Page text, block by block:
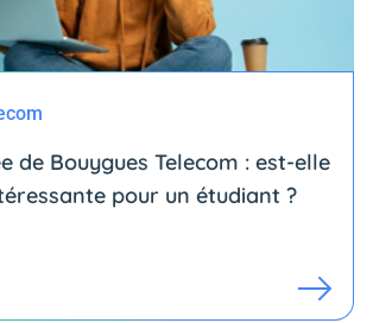
de Bouygues Telecom : est-elle
pour un étudiant ?